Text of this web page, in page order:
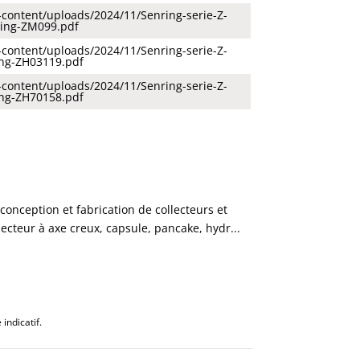
uploads/2024/11/Senring-serie-Z-
ZM099.pdf
uploads/2024/11/Senring-serie-Z-
ZH03119.pdf
uploads/2024/11/Senring-serie-Z-
ZH70158.pdf
et fabrication de collecteurs et
à axe creux, capsule, pancake, hydr...
indicatif.